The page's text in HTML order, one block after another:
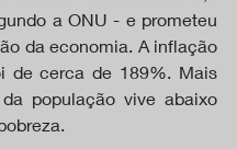
a ONU - e prometeu
da economia. A inflação
de cerca de 189%. Mais
população vive abaixo